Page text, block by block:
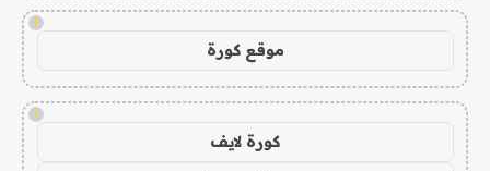
!
موقع كورة
!
كورة لايف